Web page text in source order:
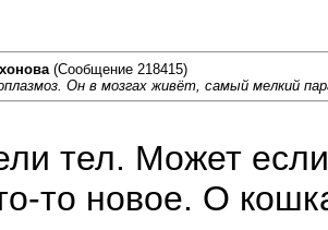
(Сообщение 218415)
Он в мозгах живёт, самый мелкий
тел. Может
то новое. О